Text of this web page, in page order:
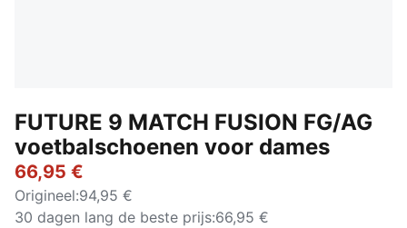
FUTURE 9 MATCH FUSION FG/AG
voetbalschoenen voor dames
66,95 €
Origineel:94,95 €
30 dagen lang de beste prijs:66,95 €